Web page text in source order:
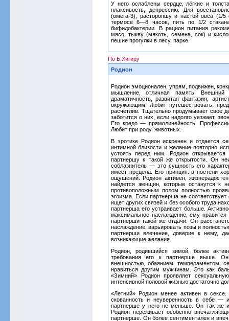
У него ослаблены сердце, лёгкие и
плаксивость, депрессию. Для
(омега-3), расторопшу и настой овса (1/5
термосе 6—8 часов, пить по 1/2
бифидобактерии. В рацион питания
мясо, тыкву (мякоть, семена, сок) и
пешие прогулки в лесу, парке.
По Б.Хигиру
Родион
Родион эмоционален, упрям, подвижен,
мышление, отличная память. Внешний
драматичность, развитая фантазия,
окружающим. Любит путешествовать,
расчетлив. Тщательно продумывает свое
заботится о них, если надолго уезжает,
Его кредо — прямолинейность.
Любит при роду, животных.
В эротике Родион искренен и отдается
интимной близости и желание повторно
устоять перед ним. Родион
партнершу к такой же открытости. Он
соблазнитель — это сущность его
имеет предела. Его принцип: в постели
ощущений. Родион активен,
найдется женщин, которые останутся к
противоположным полом полностью
эгоизма. Если партнерша не
ищет других связей и без особого труда
партнерша его устраивает больше.
максимальное наслаждение, ему
партнерши такой же отдачи. Он
наслаждение, варьировать позы и
партнерши влечение, доверие к нему,
возникающие желания.
Родион, родившийся зимой, более
требования его к партнерше выше.
внешностью, обаянием, темпераментом,
нравиться другим мужчинам. Это как
«Зимний» Родион проявляет
интенсивной половой жизнью достаточно
«Летний» Родион менее активен в
скованность и неуверенность в себе —
партнерше у него не меньше. Он так же
Родион переживает особенно
партнерше. Он более сентиментален и